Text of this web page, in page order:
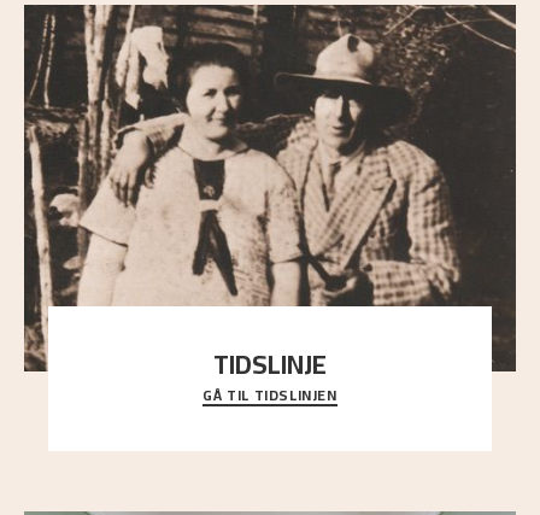
TIDSLINJE
Bli kjent med Nikolai Astrups liv, kunstnerskap og
ettermæle i en interaktiv presentasjon.
GÅ TIL TIDSLINJEN